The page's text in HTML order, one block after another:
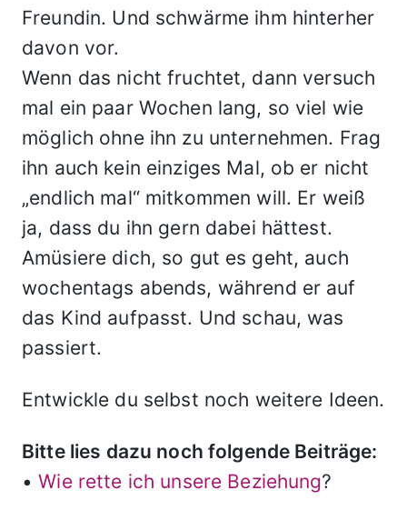
Freundin. Und schwärme ihm hinterher
davon vor.
Wenn das nicht fruchtet, dann versuch
mal ein paar Wochen lang, so viel wie
möglich ohne ihn zu unternehmen. Frag
ihn auch kein einziges Mal, ob er nicht
„endlich mal“ mitkommen will. Er weiß
ja, dass du ihn gern dabei hättest.
Amüsiere dich, so gut es geht, auch
wochentags abends, während er auf
das Kind aufpasst. Und schau, was
passiert.
Entwickle du selbst noch weitere Ideen.
Bitte lies dazu noch folgende Beiträge:
•Wie rette ich unsere Beziehung?